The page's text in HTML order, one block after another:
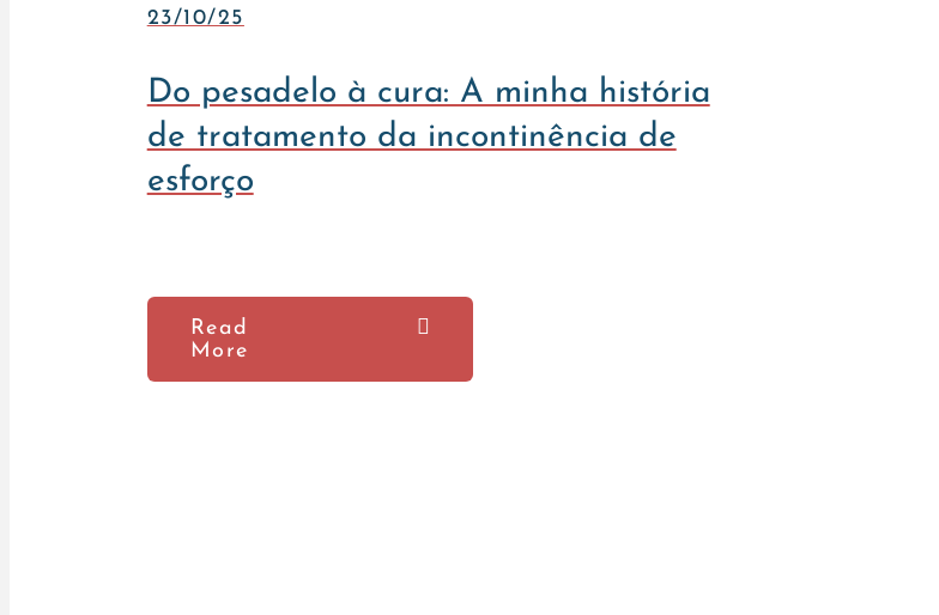
23/10/25
Do pesadelo à cura: A minha história
de tratamento da incontinência de
esforço
Read
More